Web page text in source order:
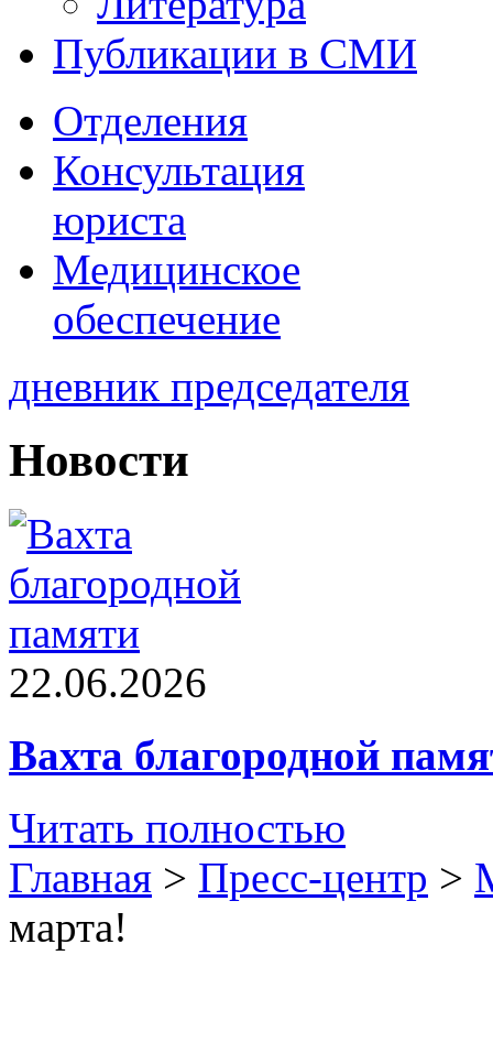
Публикации в СМИ
Отделения
Консультация
юриста
Медицинское
обеспечение
дневник председателя
Новости
22.06.2026
Вахта благородной
Читать полностью
Главная > Пресс-центр >
марта!